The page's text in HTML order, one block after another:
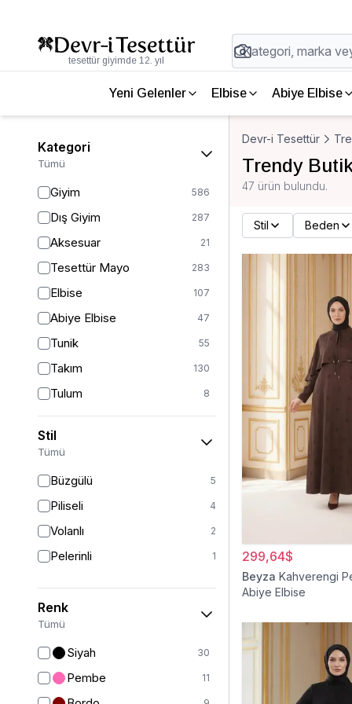
tesettür giyimde 12. yıl
Yeni Gelenler Elbise Abiye Elbise
Kategori
Tümü
Giyim 586
Dış Giyim 287
Aksesuar 21
Tesettür Mayo 283
Elbise 107
Abiye Elbise 47
Tunik 55
Takım 130
Tulum 8
Pantolon 151
Etek 19
Ferace 126
Kap & Pardesü
Trençkot
Hırka
Stil
Tümü
Büzgülü 5
Piliseli 4
Volanlı 2
Pelerinli 1
Renk
Tümü
Siyah 30
Pembe 11
Devr-i Tesettür
Trendy
47 ürün bulundu.
Stil Beden
299,64$
Beyza Kahverengi
Abiye Elbise